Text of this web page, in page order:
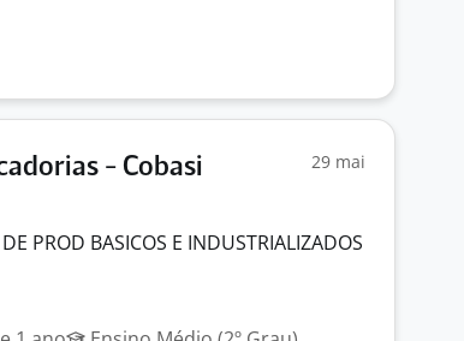
- Cobasi
29 mai
PROD BASICOS E INDUSTRIALIZADOS